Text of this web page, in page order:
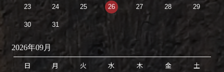
23 24 25 26 27 28 29
30 31
2026年09月
日 月 火 水 木 金 土